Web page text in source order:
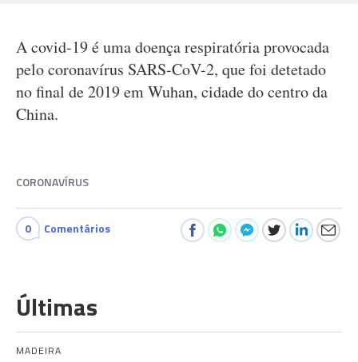
A covid-19 é uma doença respiratória provocada
pelo coronavírus SARS-CoV-2, que foi detetado
no final de 2019 em Wuhan, cidade do centro da
China.
CORONAVÍRUS
0 Comentários
Últimas
MADEIRA